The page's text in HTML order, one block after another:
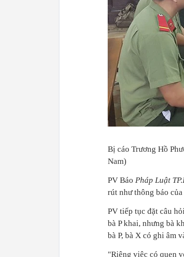
Bị cáo Trương Hồ
Nam)
PV Báo Pháp Luật
rút như thông báo
PV tiếp tục đặt câu
bà P khai, nhưng bà
bà P, bà X có ghi âm
"Riêng việc có quen